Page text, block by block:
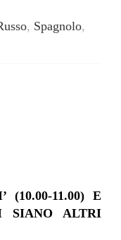
, Spagnolo,
11.00) E
SIANO ALTRI